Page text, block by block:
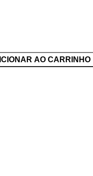
AO CARRINHO